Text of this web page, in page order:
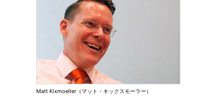
Matt Kixmoeller（マット・キックスモーラー）